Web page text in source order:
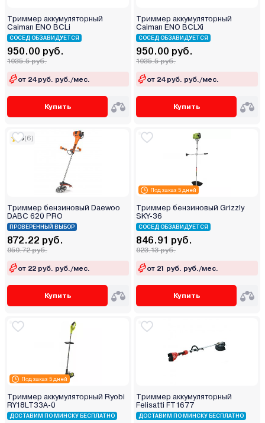
Триммер аккумуляторный
Caiman ENO BCLi
СОСЕД ОБЗАВИДУЕТСЯ
950.00 руб.
1035.5 руб.
от 24 руб. руб./мес.
Купить
Триммер аккумуляторный
Caiman ENO BCLXi
СОСЕД ОБЗАВИДУЕТСЯ
950.00 руб.
1035.5 руб.
от 24 руб. руб./мес.
Купить
5(6)
Триммер бензиновый Daewoo
DABC 620 PRO
ПРОВЕРЕННЫЙ ВЫБОР
872.22 руб.
950.72 руб.
от 22 руб. руб./мес.
Купить
Под заказ 5 дней
Триммер бензиновый Grizzly
SKY-36
СОСЕД ОБЗАВИДУЕТСЯ
846.91 руб.
923.13 руб.
от 21 руб. руб./мес.
Купить
Под заказ 5 дней
Триммер аккумуляторный Ryobi
RY18LT33A-0
ДОСТАВИМ ПО МИНСКУ БЕСПЛАТНО
Триммер аккумуляторный
Felisatti FT1677
ДОСТАВИМ ПО МИНСКУ БЕСПЛАТНО